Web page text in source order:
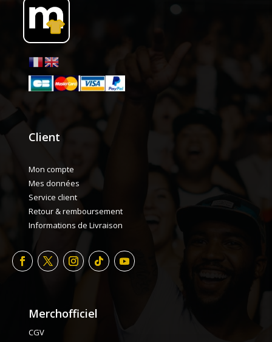
Client
Mon compte
Mes données
Service client
Retour & remboursement
Informations de Livraison
Merchofficiel
CGV